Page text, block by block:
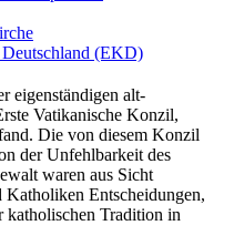
(EKD)
eigenständigen alt-
Vatikanische Konzil,
Die von diesem Konzil
der Unfehlbarkeit des
waren aus Sicht
Entscheidungen,
Tradition in